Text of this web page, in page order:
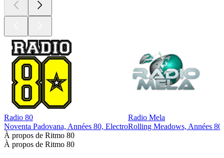
Radio 80
Noventa Padovana, Années 80, Electro
Radio Mela
Rolling Meadows, Années
À propos de Ritmo 80
À propos de Ritmo 80